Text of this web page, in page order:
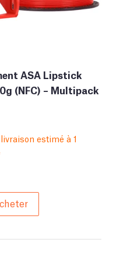
ASA Lipstick
(NFC) – Multipack
estimé à 1